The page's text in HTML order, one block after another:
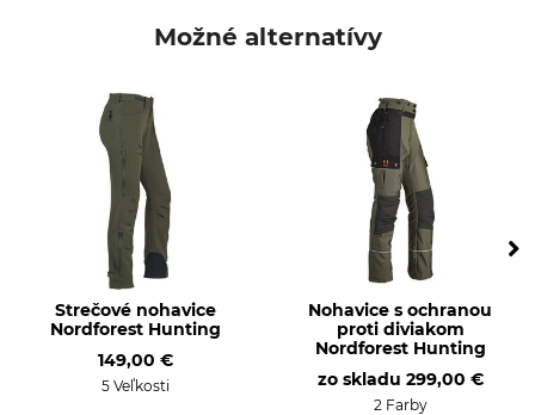
Stretch Trosa
65% Polyester
100% Polyester
90% Polyester
Membrána
50% Polyester
50% Polyuretán
Sušenie
Nesušte v sušičke
Možné alternatívy
Strečové nohavice
Nordforest Hunting
149,00 €
5 Veľkosti
Nohavice s ochranou
proti diviakom
Nordforest Hunting
zo skladu 299,00 €
2 Farby